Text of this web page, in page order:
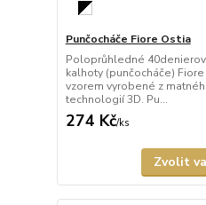
Punčocháče Fiore Ostia
Poloprůhledné
kalhoty (punčocháče)
vzorem vyrobené z
technologií 3D. Pu...
274 Kč/ks
Zvolit